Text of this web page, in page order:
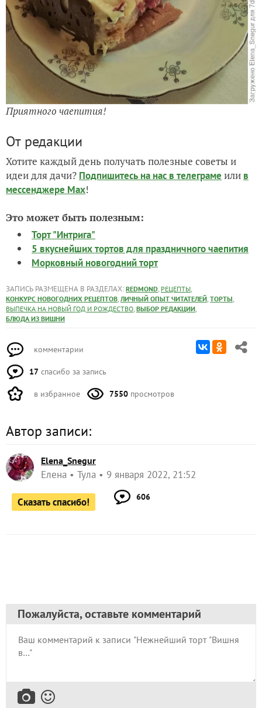
Приятного чаепития!
От редакции
Хотите каждый день получать полезные советы и
идеи для дачи? Подпишитесь на нас в телеграме или в
мессенджере Max!
Это может быть полезным:
Торт "Интрига"
5 вкуснейших тортов для праздничного чаепития
Морковный новогодний торт
ЗАПИСЬ РАЗМЕЩЕНА В РАЗДЕЛАХ: REDMOND, РЕЦЕПТЫ,
КОНКУРС НОВОГОДНИХ РЕЦЕПТОВ, ЛИЧНЫЙ ОПЫТ ЧИТАТЕЛЕЙ, ТОРТЫ,
ВЫПЕЧКА НА НОВЫЙ ГОД И РОЖДЕСТВО, ВЫБОР РЕДАКЦИИ,
БЛЮДА ИЗ ВИШНИ
комментарии
17 спасибо за запись
в избранное 7550 просмотров
Автор записи:
Elena_Snegur
Елена Тула 9 января 2022, 21:52
Сказать спасибо! 606
Пожалуйста, оставьте комментарий